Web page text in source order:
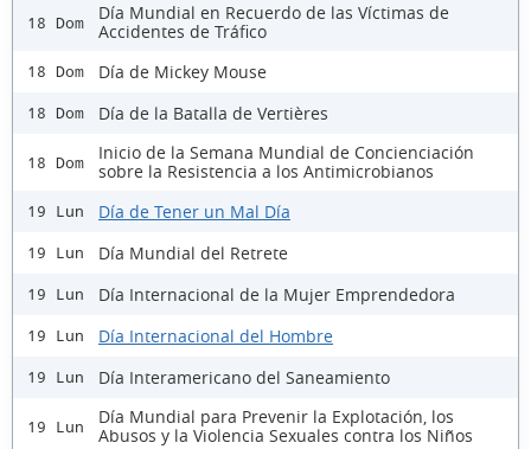
18 Dom
Día Mundial en Recuerdo de las Víctimas de
Accidentes de Tráfico
18 Dom Día de Mickey Mouse
18 Dom Día de la Batalla de Vertières
18 Dom
Inicio de la Semana Mundial de Concienciación
sobre la Resistencia a los Antimicrobianos
19 Lun Día de Tener un Mal Día
19 Lun Día Mundial del Retrete
19 Lun Día Internacional de la Mujer Emprendedora
19 Lun Día Internacional del Hombre
19 Lun Día Interamericano del Saneamiento
19 Lun
Día Mundial para Prevenir la Explotación, los
Abusos y la Violencia Sexuales contra los Niños